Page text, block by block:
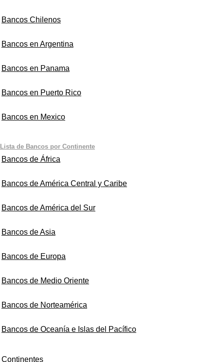
Bancos Chilenos
Bancos en Argentina
Bancos en Panama
Bancos en Puerto Rico
Bancos en Mexico
Lista de Bancos por Continente
Bancos de África
Bancos de América Central y Caribe
Bancos de América del Sur
Bancos de Asia
Bancos de Europa
Bancos de Medio Oriente
Bancos de Norteamérica
Bancos de Oceanía e Islas del Pacífico
Continentes